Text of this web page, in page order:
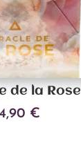
de la Rose
€